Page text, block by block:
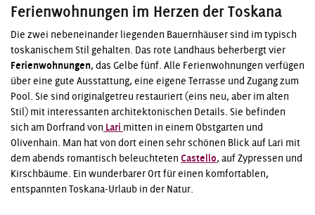
Ferienwohnungen im Herzen der Toskana
Die zwei nebeneinander liegenden Bauernhäuser sind im typisch
toskanischem Stil gehalten. Das rote Landhaus beherbergt vier
Ferienwohnungen, das Gelbe fünf. Alle Ferienwohnungen verfügen
über eine gute Ausstattung, eine eigene Terrasse und Zugang zum
Pool. Sie sind originalgetreu restauriert (eins neu, aber im alten
Stil) mit interessanten architektonischen Details. Sie befinden
sich am Dorfrand von Lari mitten in einem Obstgarten und
Olivenhain. Man hat von dort einen sehr schönen Blick auf Lari mit
dem abends romantisch beleuchteten Castello, auf Zypressen und
Kirschbäume. Ein wunderbarer Ort für einen komfortablen,
entspannten Toskana-Urlaub in der Natur.